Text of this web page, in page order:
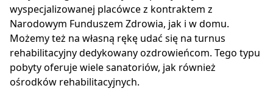
wyspecjalizowanej placówce z kontraktem z
Narodowym Funduszem Zdrowia, jak i w domu.
Możemy też na własną rękę udać się na turnus
rehabilitacyjny dedykowany ozdrowieńcom. Tego typu
pobyty oferuje wiele sanatoriów, jak również
ośrodków rehabilitacyjnych.